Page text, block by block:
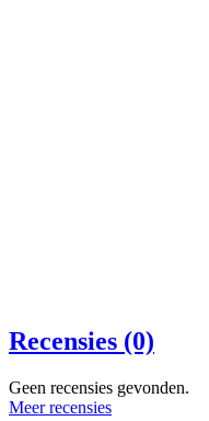
Recensies (0)
Geen recensies gevonden.
Meer recensies